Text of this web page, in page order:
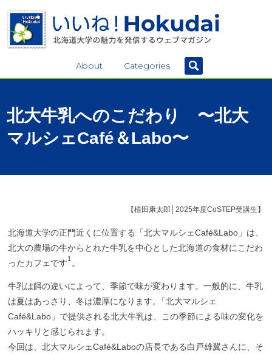
About Categories
北大牛乳へのこだわり 〜北大
マルシェCafé＆Labo〜
【植田康太郎│2025年度CoSTEP受講生】
北海道大学の正門近くに位置する「北大マルシェCafé&Labo」は、
北大の農場の牛からとれた牛乳を中心とした北海道の食材にこだわ
ったカフェです1 。
牛乳は餌の違いによって、季節で味が変わります。一般的に、牛乳
は夏はあっさり、冬は濃厚になります。
「北大マルシェ
Café&Labo」で提供される北大牛乳は、この季節による味の変化を
ハッキリと感じられます。
今回は、北大マルシェCafé&Laboの店長である白戸雄翼さんに、そ